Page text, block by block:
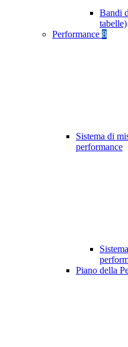
Bandi
tabelle)
Performance 8
Sistema di
performance
Piano della